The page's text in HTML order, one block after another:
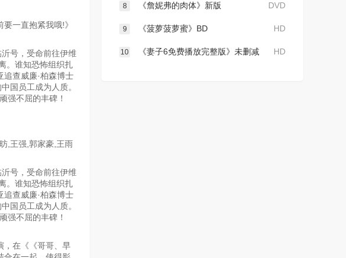
一直抱紧我哦!》
号，受命前往伊维
。谁知恐怖组织扎
查威廉·柏森博士
国员工成为人质。
强不屈的丰碑！
,王强,郭家豪,王雨
号，受命前往伊维
。谁知恐怖组织扎
查威廉·柏森博士
国员工成为人质。
强不屈的丰碑！
，在《《哥哥、早
DVD
8 《詹妮弗的肉体》新版
HD
9 《菠萝菠萝蜜》BD
HD
10 《妻子6免费播放完整版》未删减